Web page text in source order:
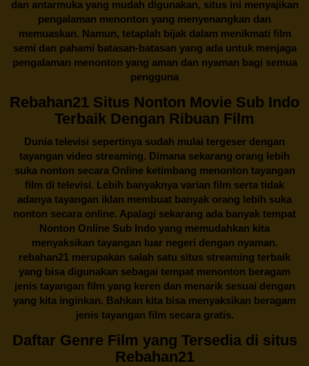
dan antarmuka yang mudah digunakan, situs ini menyajikan
pengalaman menonton yang menyenangkan dan
memuaskan. Namun, tetaplah bijak dalam menikmati film
semi dan pahami batasan-batasan yang ada untuk menjaga
pengalaman menonton yang aman dan nyaman bagi semua
pengguna
Rebahan21 Situs Nonton Movie Sub Indo
Terbaik Dengan Ribuan Film
Dunia televisi sepertinya sudah mulai tergeser dengan
tayangan video streaming. Dimana sekarang orang lebih
suka nonton secara Online ketimbang menonton tayangan
film di televisi. Lebih banyaknya varian film serta tidak
adanya tayangan iklan membuat banyak orang lebih suka
nonton secara online. Apalagi sekarang ada banyak tempat
Nonton Online Sub Indo yang memudahkan kita
menyaksikan tayangan luar negeri dengan nyaman.
rebahan21 merupakan salah satu situs streaming terbaik
yang bisa digunakan sebagai tempat menonton beragam
jenis tayangan film yang keren dan menarik sesuai dengan
yang kita inginkan. Bahkan kita bisa menyaksikan beragam
jenis tayangan film secara gratis.
Daftar Genre Film yang Tersedia di situs
Rebahan21